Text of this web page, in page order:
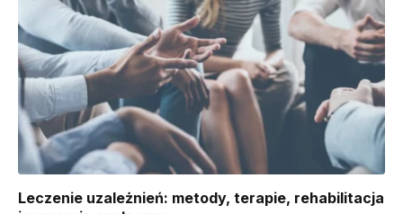
Leczenie uzależnień: metody, terapie, rehabilitacja